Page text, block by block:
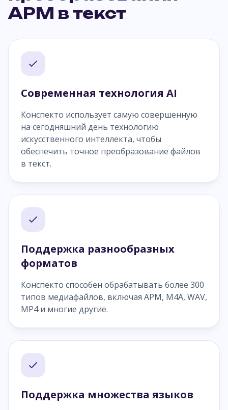
APM в текст
Современная технология AI
Конспекто использует самую совершенную
на сегодняшний день технологию
искусственного интеллекта, чтобы
обеспечить точное преобразование файлов
в текст.
Поддержка разнообразных
форматов
Конспекто способен обрабатывать более 300
типов медиафайлов, включая APM, M4A, WAV,
MP4 и многие другие.
Поддержка множества языков